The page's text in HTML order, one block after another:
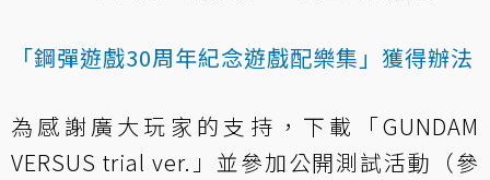
「鋼彈遊戲30周年紀念遊戲配樂集」獲得辦法
為感謝廣大玩家的支持，下載「GUNDAM
VERSUS trial ver.」並參加公開測試活動（參